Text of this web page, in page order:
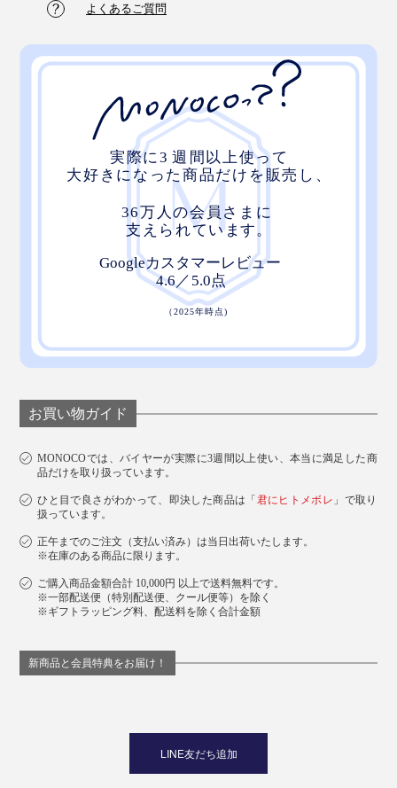
心落ち着く色合いにひかれて、ベッドにもぐり込むと、
自然の光のやさしさ、暖かさのイメージが、見た目から
も寝心地からも伝わってきて、満ち足りた気分で眠りに
つけました。
よくあるご質問
お買い物ガイド
MONOCOでは、バイヤーが実際に3週間以上使い、本当に満足した商
品だけを取り扱っています。
ひと目で良さがわかって、即決した商品は「 君にヒトメボレ 」で取り
扱っています。
正午までのご注文（支払い済み）は当日出荷いたします。
※在庫のある商品に限ります。
ご購入商品金額合計 10,000円 以上で送料無料です。
※一部配送便（特別配送便、クール便等）を除く
※ギフトラッピング料、配送料を除く合計金額
新商品と会員特典をお届け！
LINE友だち追加